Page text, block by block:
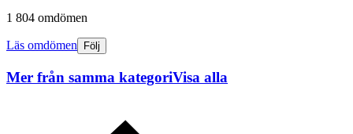
1 804 omdömen
Läs omdömen Följ
Mer från samma kategoriVisa alla